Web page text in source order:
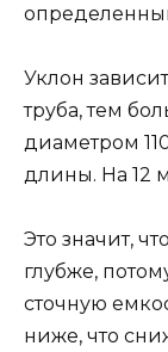
Уклон
труба, тем
диаметром
длины. На 12
Это значит,
глубже,
сточную
ниже, что